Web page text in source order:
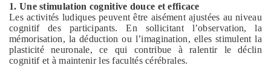
1. Une stimulation cognitive douce et efficace
Les activités ludiques peuvent être aisément ajustées au niveau
cognitif des participants. En sollicitant l’observation, la
mémorisation, la déduction ou l’imagination, elles stimulent la
plasticité neuronale, ce qui contribue à ralentir le déclin
cognitif et à maintenir les facultés cérébrales.